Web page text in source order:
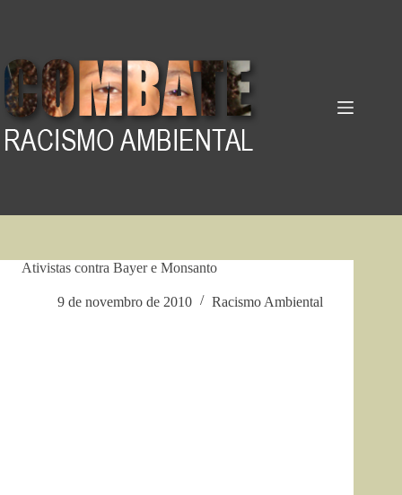
Ativistas contra Bayer e Monsanto
9 de novembro de 2010 Racismo Ambiental